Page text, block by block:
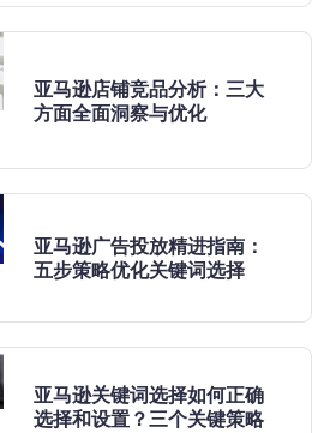
亚马逊店铺竞品分析：三大
方面全面洞察与优化
亚马逊广告投放精进指南：
五步策略优化关键词选择
亚马逊关键词选择如何正确
选择和设置？三个关键策略